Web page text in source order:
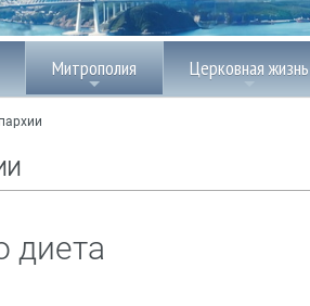
Митрополия Церковная жизнь
диета